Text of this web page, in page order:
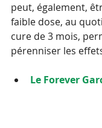
peut, également,
faible dose, au
cure de 3 mois,
pérenniser les
Le Forever